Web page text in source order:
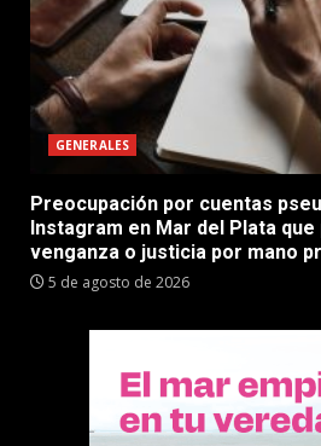
GENERALES
Preocupación por cuentas
Instagram en Mar del Plata
venganza o justicia por mano
5 de agosto de 2026